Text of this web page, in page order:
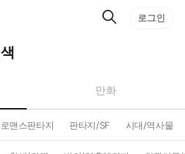
검
로그인
만화
로맨스판타지 판타지/SF 시대/역사물